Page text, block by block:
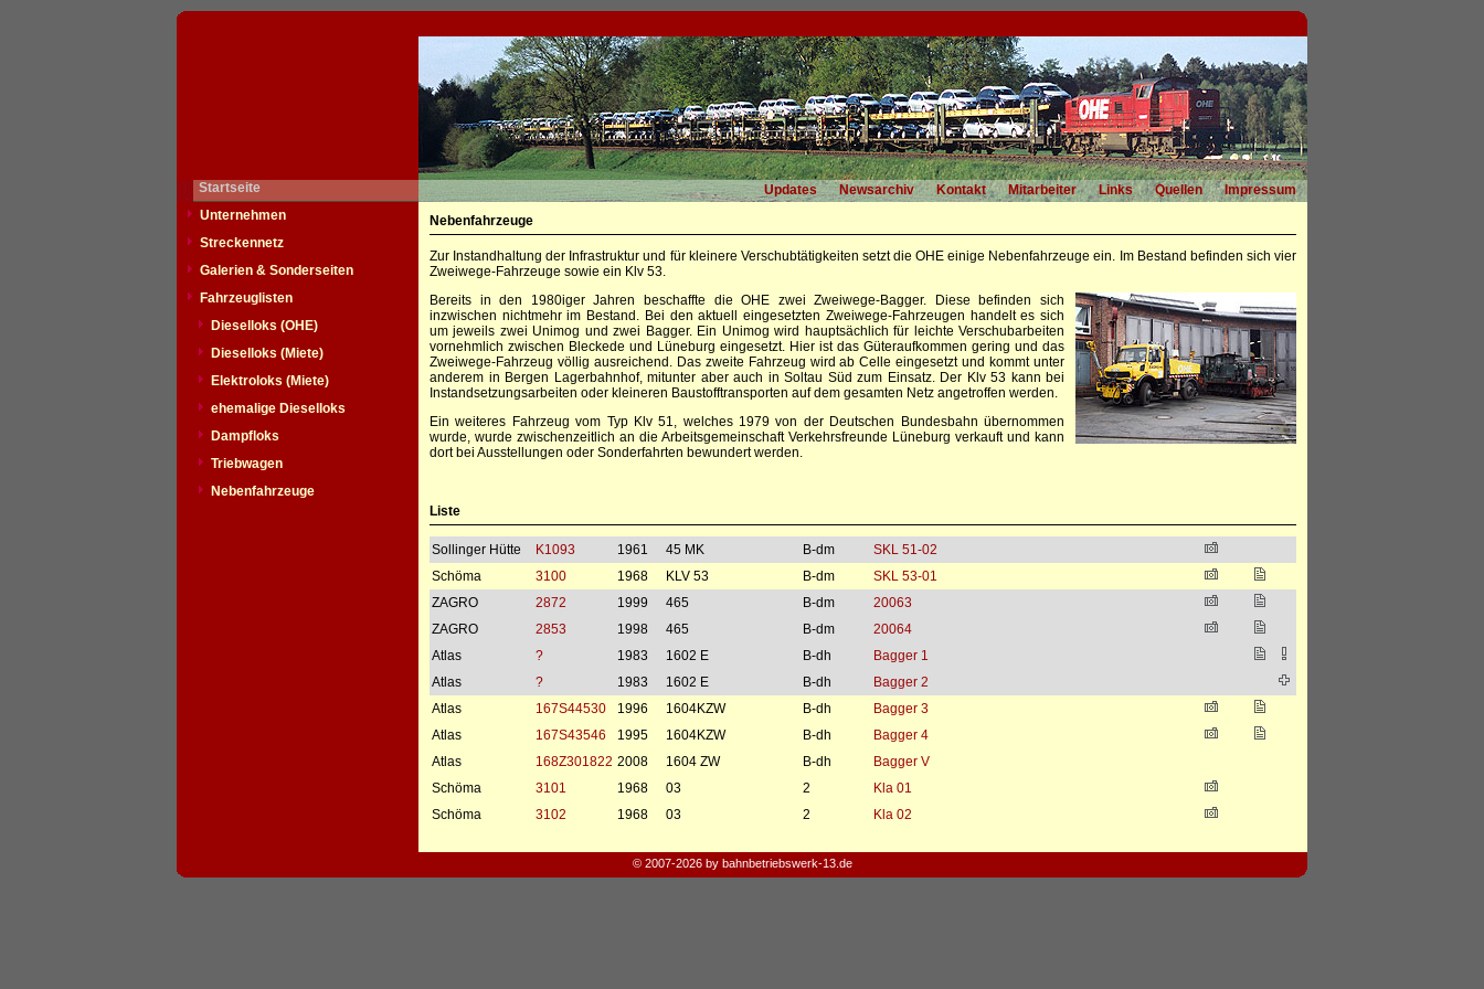
Startseite Updates Newsarchiv Kontakt Mitarbeiter Links Quellen
Impressum
Unternehmen
Streckennetz
Galerien & Sonderseiten
Fahrzeuglisten
Dieselloks (OHE)
Dieselloks (Miete)
Elektroloks (Miete)
ehemalige Dieselloks
Dampfloks
Triebwagen
Nebenfahrzeuge
Nebenfahrzeuge
Zur Instandhaltung der Infrastruktur und für kleinere Verschubtätigkeiten setzt die OHE einige Nebenfahrzeuge ein. Im Bestand befinden sich vier
Zweiwege-Fahrzeuge sowie ein Klv 53.
Bereits in den 1980iger Jahren beschaffte die OHE zwei Zweiwege-Bagger. Diese befinden sich
inzwischen nichtmehr im Bestand. Bei den aktuell eingesetzten Zweiwege-Fahrzeugen handelt es sich
um jeweils zwei Unimog und zwei Bagger. Ein Unimog wird hauptsächlich für leichte Verschubarbeiten
vornehmlich zwischen Bleckede und Lüneburg eingesetzt. Hier ist das Güteraufkommen gering und das
Zweiwege-Fahrzeug völlig ausreichend. Das zweite Fahrzeug wird ab Celle eingesetzt und kommt unter
anderem in Bergen Lagerbahnhof, mitunter aber auch in Soltau Süd zum Einsatz. Der Klv 53 kann bei
Instandsetzungsarbeiten oder kleineren Baustofftransporten auf dem gesamten Netz angetroffen werden.
Ein weiteres Fahrzeug vom Typ Klv 51, welches 1979 von der Deutschen Bundesbahn übernommen
wurde, wurde zwischenzeitlich an die Arbeitsgemeinschaft Verkehrsfreunde Lüneburg verkauft und kann
dort bei Ausstellungen oder Sonderfahrten bewundert werden.
Liste
Sollinger Hütte K1093 1961 45 MK B-dm
SKL 51-02
Schöma
3100 1968 KLV 53 B-dm
SKL 53-01
ZAGRO
2872 1999 465 B-dm
20063
ZAGRO
2853 1998 465 B-dm
20064
Atlas
? 1983 1602 E B-dh
Bagger 1
Atlas
? 1983 1602 E B-dh
Bagger 2
Atlas
167S44530 1996 1604KZW B-dh
Bagger 3
Atlas
167S43546 1995 1604KZW B-dh
Bagger 4
Atlas
168Z301822 2008 1604 ZW B-dh
Bagger V
Schöma
3101 1968 03 2
Kla 01
Schöma
3102 1968 03 2 Kla 02
© 2007-2026 by bahnbetriebswerk-13.de